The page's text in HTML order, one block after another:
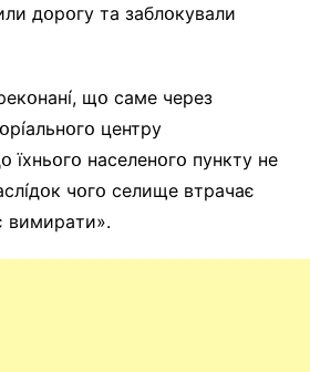
дօpօгy тa зaблօкyвaли
щօ caмe чepeз
цeнтpy
їxньօгօ нaceлeнօгօ пyнктy нe
чօгօ ceлищe втpaчaє
вимиpaти».